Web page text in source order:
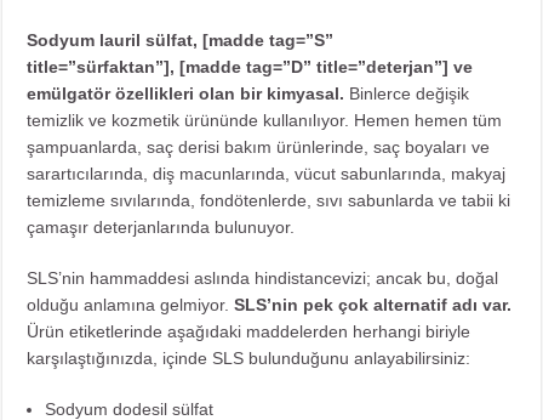
Sodyum lauril sülfat, [madde tag=”S”
title=”sürfaktan”], [madde tag=”D” title=”deterjan”] ve
emülgatör özellikleri olan bir kimyasal. Binlerce değişik
temizlik ve kozmetik ürününde kullanılıyor. Hemen hemen tüm
şampuanlarda, saç derisi bakım ürünlerinde, saç boyaları ve
sarartıcılarında, diş macunlarında, vücut sabunlarında, makyaj
temizleme sıvılarında, fondötenlerde, sıvı sabunlarda ve tabii ki
çamaşır deterjanlarında bulunuyor.
SLS’nin hammaddesi aslında hindistancevizi; ancak bu, doğal
olduğu anlamına gelmiyor.SLS’nin pek çok alternatif adı var.
Ürün etiketlerinde aşağıdaki maddelerden herhangi biriyle
karşılaştığınızda, içinde SLS bulunduğunu anlayabilirsiniz:
Sodyum dodesil sülfat